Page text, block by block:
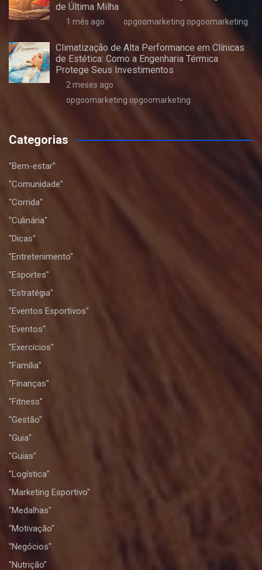
de Última Milha
1 mês ago opgoomarketing opgoomarketing
Climatização de Alta Performance em Clínicas
de Estética: Como a Engenharia Térmica
Protege Seus Investimentos
2 meses ago
opgoomarketing opgoomarketing
Categorias
"Bem-estar"
"Comunidade"
"Corrida"
"Culinária"
"Dicas"
"Entretenimento"
"Esportes"
"Estratégia"
"Eventos Esportivos"
"Eventos"
"Exercícios"
"Família"
"Finanças"
"Fitness"
"Gestão"
"Guia"
"Guias"
"Logística"
"Marketing Esportivo"
"Medalhas"
"Motivação"
"Negócios"
"Nutrição"